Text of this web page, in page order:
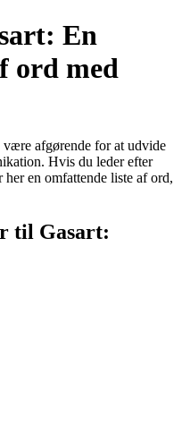
En
ord med
afgørende for at udvide
Hvis du leder efter
en omfattende liste af ord,
til Gasart: